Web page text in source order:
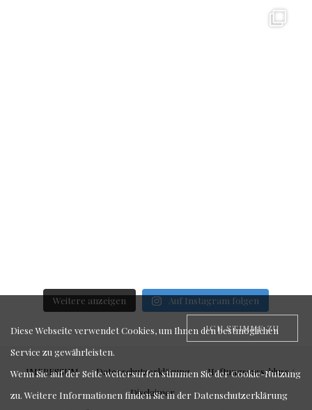
Weitere anzeigen Auf Instagram folgen
IMPRESSUM Datenschutzerklärung
Haftungsausschluss /
Disclaimer
ICH STIMME ZU
Diese Webseite verwendet Cookies, um Ihnen den bestmöglichen
Service zu gewährleisten.
Wenn Sie auf der Seite weitersurfen stimmen Sie der Cookie-Nutzung
zu. Weitere Informationen finden Sie in der Datenschutzerklärung